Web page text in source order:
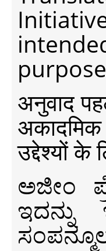
अनुवाद
उद्देश्यों
ಅಜೀಂ
ಇದನ್ನು